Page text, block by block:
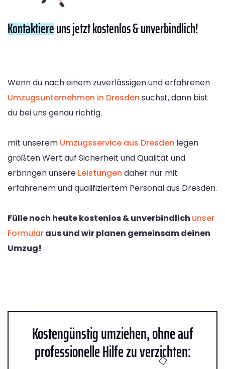
Kontaktiereuns jetzt kostenlos & unverbindlich!
Wenn du nach einem zuverlässigen und erfahrenen
Umzugsunternehmen in Dresden suchst, dann bist
du bei uns genau richtig.
mit unserem Umzugsservice aus Dresden legen
größten Wert auf Sicherheit und Qualität und
erbringen unsere Leistungen daher nur mit
erfahrenem und qualifiziertem Personal aus Dresden.
Fülle noch heute kostenlos & unverbindlich unser
Formularaus und wir planen gemeinsam deinen
Umzug!
Kostengünstig umziehen, ohne auf
professionelle Hilfe zu verzichten: